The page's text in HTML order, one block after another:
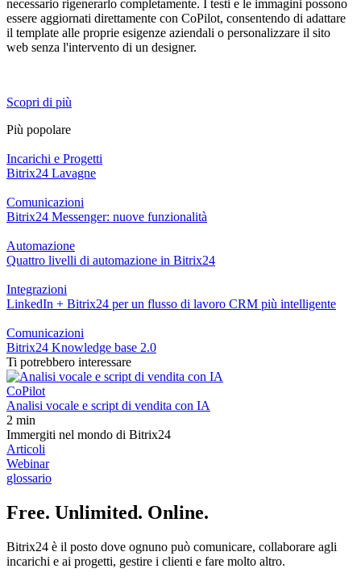
necessario rigenerarlo completamente. I testi e le immagini possono
essere aggiornati direttamente con CoPilot, consentendo di adattare
il template alle proprie esigenze aziendali o personalizzare il sito
web senza l'intervento di un designer.
Scopri di più
Più popolare
Incarichi e Progetti
Bitrix24 Lavagne
Comunicazioni
Bitrix24 Messenger: nuove funzionalità
Automazione
Quattro livelli di automazione in Bitrix24
Integrazioni
LinkedIn + Bitrix24 per un flusso di lavoro CRM più intelligente
Comunicazioni
Bitrix24 Knowledge base 2.0
Ti potrebbero interessare
CoPilot
Analisi vocale e script di vendita con IA
2 min
Immergiti nel mondo di Bitrix24
Articoli
Webinar
glossario
Free. Unlimited. Online.
Bitrix24 è il posto dove ognuno può comunicare, collaborare agli
incarichi e ai progetti, gestire i clienti e fare molto altro.